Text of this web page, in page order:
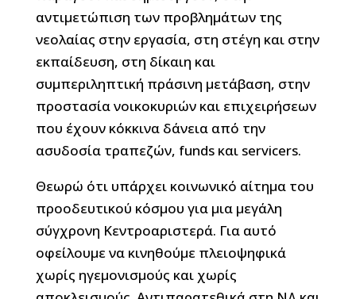
αντιμετώπιση των προβλημάτων της
νεολαίας στην εργασία, στη στέγη και στην
εκπαίδευση, στη δίκαιη και
συμπεριληπτική πράσινη μετάβαση, στην
προστασία νοικοκυριών και επιχειρήσεων
που έχουν κόκκινα δάνεια από την
ασυδοσία τραπεζών, funds και servicers.
Θεωρώ ότι υπάρχει κοινωνικό αίτημα του
προοδευτικού κόσμου για μια μεγάλη
σύγχρονη Κεντροαριστερά. Για αυτό
οφείλουμε να κινηθούμε πλειοψηφικά
χωρίς ηγεμονισμούς και χωρίς